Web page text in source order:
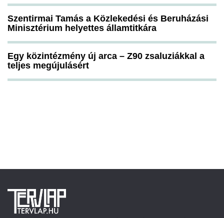
Szentirmai Tamás a Közlekedési és Beruházási
Minisztérium helyettes államtitkára
Egy közintézmény új arca – Z90 zsaluziákkal a
teljes megújulásért